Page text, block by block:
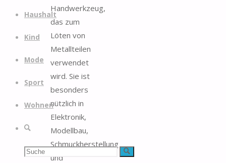
Haushalt
Kind
Mode
Sport
Wohnen
Suche
Suchen Suche
Handwerkzeug,
das zum
Löten von
Metallteilen
verwendet
wird. Sie ist
besonders
nützlich in
Elektronik,
Modellbau,
Schmuckherstellung
und
oben